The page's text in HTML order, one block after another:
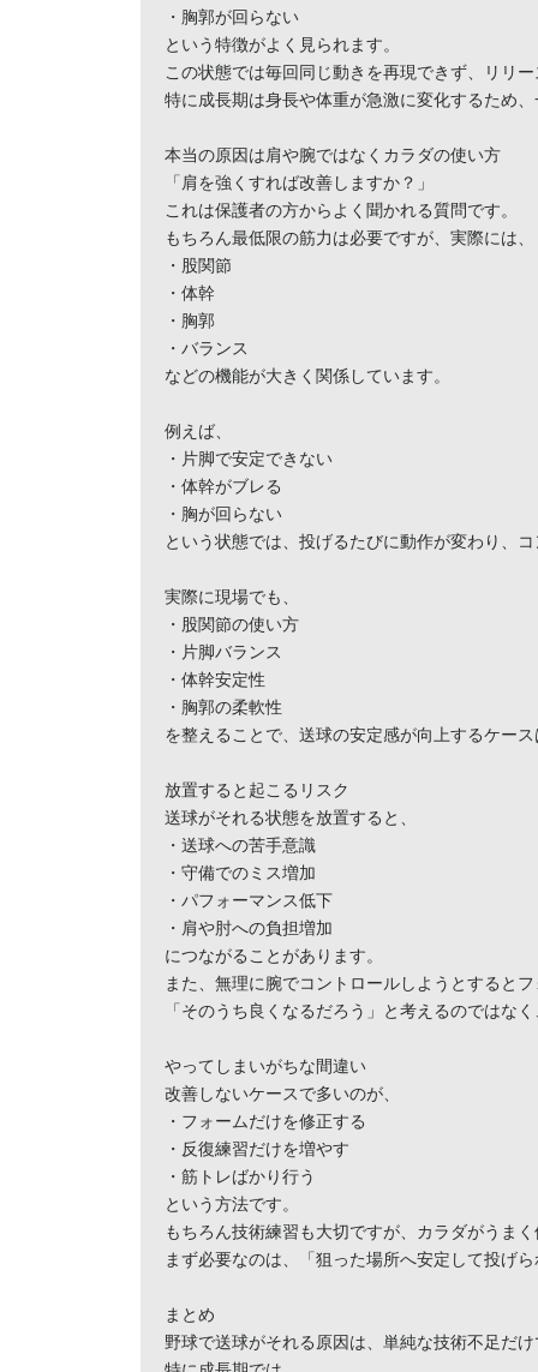
・胸郭が回らない
という特徴がよく見られます。
この状態では毎回同じ動きを再現できず、リリ
特に成長期は身長や体重が急激に変化するため
本当の原因は肩や腕ではなくカラダの使い方
「肩を強くすれば改善しますか？」
これは保護者の方からよく聞かれる質問です。
もちろん最低限の筋力は必要ですが、実際には、
・股関節
・体幹
・胸郭
・バランス
などの機能が大きく関係しています。
例えば、
・片脚で安定できない
・体幹がブレる
・胸が回らない
という状態では、投げるたびに動作が変わり、
実際に現場でも、
・股関節の使い方
・片脚バランス
・体幹安定性
・胸郭の柔軟性
を整えることで、送球の安定感が向上するケー
放置すると起こるリスク
送球がそれる状態を放置すると、
・送球への苦手意識
・守備でのミス増加
・パフォーマンス低下
・肩や肘への負担増加
につながることがあります。
また、無理に腕でコントロールしようとすると
「そのうち良くなるだろう」と考えるのではな
やってしまいがちな間違い
改善しないケースで多いのが、
・フォームだけを修正する
・反復練習だけを増やす
・筋トレばかり行う
という方法です。
もちろん技術練習も大切ですが、カラダがうま
まず必要なのは、「狙った場所へ安定して投げ
まとめ
野球で送球がそれる原因は、単純な技術不足だ